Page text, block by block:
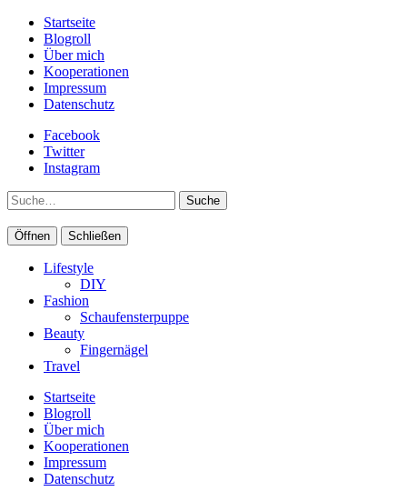
Startseite
Blogroll
Über mich
Kooperationen
Impressum
Datenschutz
Facebook
Twitter
Instagram
Suche
Öffnen Schließen
Lifestyle
DIY
Fashion
Schaufensterpuppe
Beauty
Fingernägel
Travel
Startseite
Blogroll
Über mich
Kooperationen
Impressum
Datenschutz